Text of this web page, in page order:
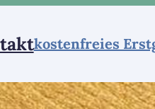
kostenfreies